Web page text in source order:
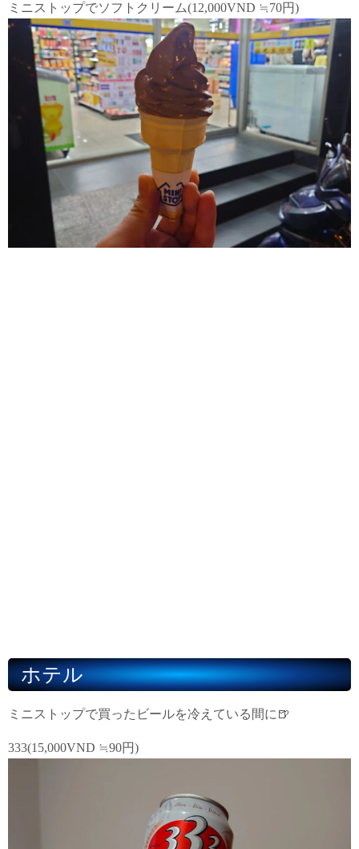
ミニストップでソフトクリーム(12,000VND ≒70円)
ホテル
ミニストップで買ったビールを冷えている間に🍺
333(15,000VND ≒90円)